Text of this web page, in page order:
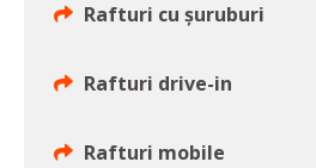
Rafturi cu șuruburi
Rafturi drive-in
Rafturi mobile